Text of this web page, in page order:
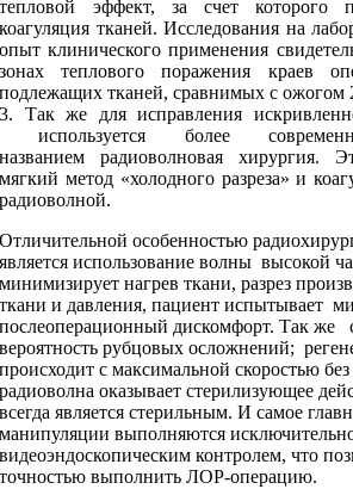
тепловой эффект, за счет которого
коагуляция тканей. Исследования на
опыт клинического применения
зонах теплового поражения краев
подлежащих тканей, сравнимых с ожогом
3. Так же для исправления
используется более
названием радиоволновая хирургия.
мягкий метод «холодного разреза» и
радиоволной.
Отличительной особенностью
является использование волны высокой
минимизирует нагрев ткани, разрез
ткани и давления, пациент испытывает
послеоперационный дискомфорт. Так же
вероятность рубцовых осложнений;
происходит с максимальной скоростью
радиоволна оказывает стерилизующее
всегда является стерильным. И самое
манипуляции выполняются
видеоэндоскопическим контролем, что
точностью выполнить ЛОР-операцию.